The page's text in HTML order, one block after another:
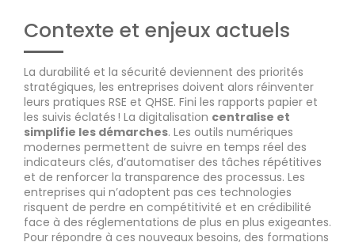
Contexte et enjeux actuels
La durabilité et la sécurité deviennent des priorités
stratégiques, les entreprises doivent alors réinventer
leurs pratiques RSE et QHSE. Fini les rapports papier et
les suivis éclatés ! La digitalisation centralise et
simplifie les démarches. Les outils numériques
modernes permettent de suivre en temps réel des
indicateurs clés, d’automatiser des tâches répétitives
et de renforcer la transparence des processus. Les
entreprises qui n’adoptent pas ces technologies
risquent de perdre en compétitivité et en crédibilité
face à des réglementations de plus en plus exigeantes.
Pour répondre à ces nouveaux besoins, des formations